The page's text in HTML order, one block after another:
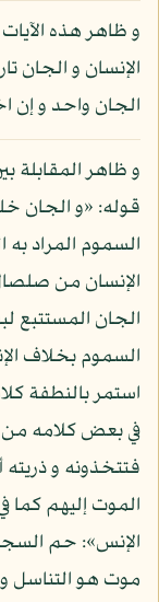
و ظاهر هذه
الإنسان و الجان
الجان واحد و إن
و ظاهر المقابلة
قوله: «و الجان
السموم المراد به
الإنسان من
الجان المستتبع
السموم بخلاف
استمر بالنطفة
في بعض كلامه من
الموت إليهم
موت هو التناسل